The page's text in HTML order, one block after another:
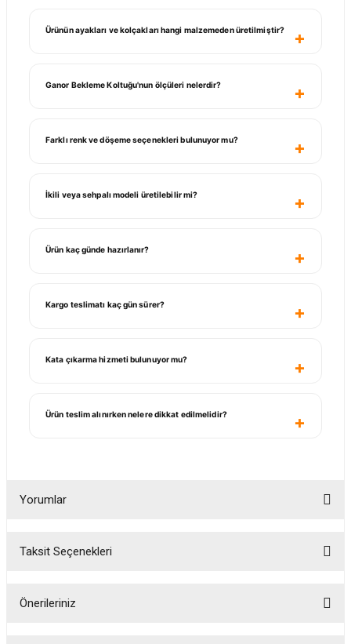
Ürünün ayakları ve kolçakları hangi malzemeden üretilmiştir?
Ganor Bekleme Koltuğu'nun ölçüleri nelerdir?
Farklı renk ve döşeme seçenekleri bulunuyor mu?
İkili veya sehpalı modeli üretilebilir mi?
Ürün kaç günde hazırlanır?
Kargo teslimatı kaç gün sürer?
Kata çıkarma hizmeti bulunuyor mu?
Ürün teslim alınırken nelere dikkat edilmelidir?
Yorumlar
Bu ürüne ilk yorumu siz yapın!
Taksit Seçenekleri
Önerileriniz